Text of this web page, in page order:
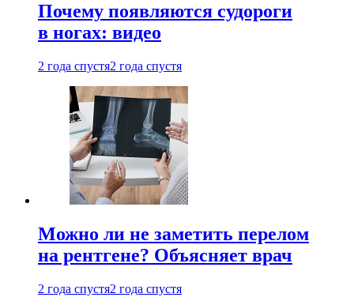
Почему появляются судороги
в ногах: видео
2 года спустя2 года спустя
Можно ли не заметить перелом
на рентгене? Объясняет врач
2 года спустя2 года спустя